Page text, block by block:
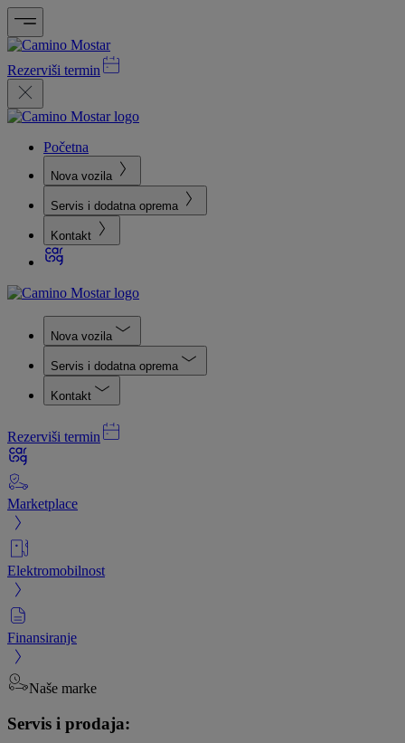
Rezerviši termin
Početna
Nova vozila
Servis i dodatna oprema
Kontakt
Nova vozila
Servis i dodatna oprema
Kontakt
Rezerviši termin
Marketplace
Elektromobilnost
Finansiranje
Naše marke
Servis i prodaja: